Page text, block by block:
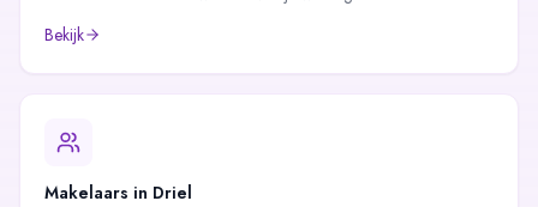
Bekijk
Makelaars in Driel